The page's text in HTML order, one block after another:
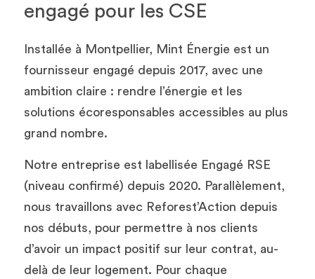
engagé pour les CSE
Installée à Montpellier, Mint Énergie est un
fournisseur engagé depuis 2017, avec une
ambition claire : rendre l’énergie et les
solutions écoresponsables accessibles au plus
grand nombre.
Notre entreprise est labellisée Engagé RSE
(niveau confirmé) depuis 2020. Parallèlement,
nous travaillons avec Reforest’Action depuis
nos débuts, pour permettre à nos clients
d’avoir un impact positif sur leur contrat, au-
delà de leur logement. Pour chaque